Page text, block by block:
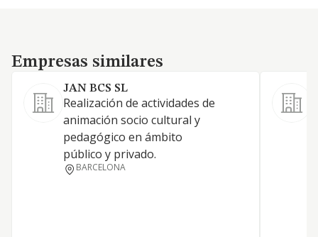
Empresas similares
Empresas similares
JAN BCS SL
Realización de actividades de
animación socio cultural y
pedagógico en ámbito
público y privado.
BARCELONA